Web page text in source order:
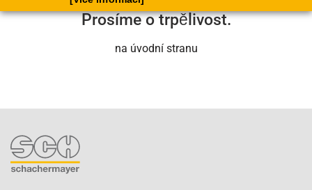
Prosíme o trpělivost.
na úvodní stranu